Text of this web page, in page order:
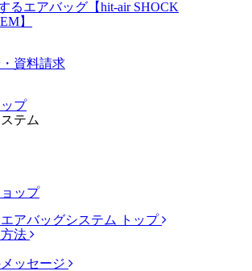
るエアバッグ【hit-air SHOCK
】
資料請求
プ
テム
ップ
アバッグシステム トップ
法
ッセージ